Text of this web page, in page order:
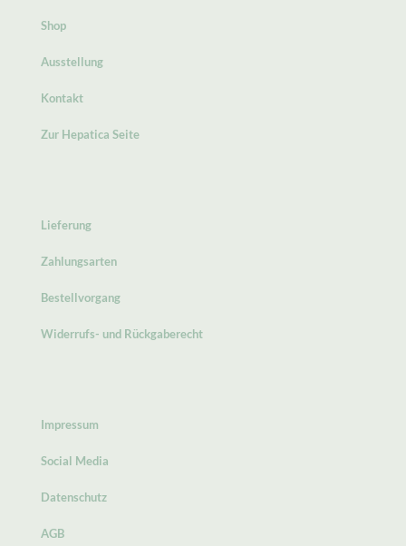
Shop
Ausstellung
Kontakt
Zur Hepatica Seite
Lieferung
Zahlungsarten
Bestellvorgang
Widerrufs- und Rückgaberecht
Impressum
Social Media
Datenschutz
AGB